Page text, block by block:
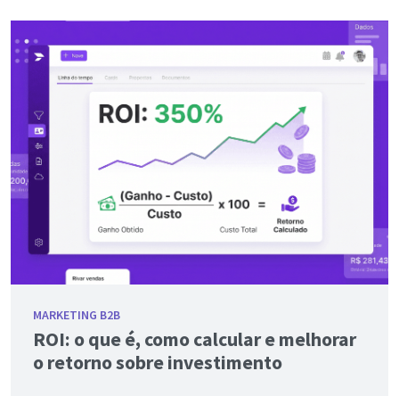
MARKETING B2B
ROI: o que é, como calcular e melhorar
o retorno sobre investimento